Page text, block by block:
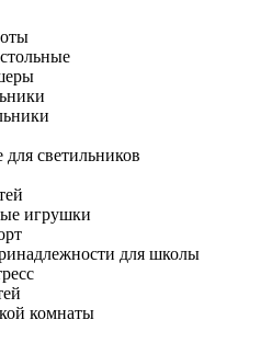
светильников
игрушки
для школы
комнаты